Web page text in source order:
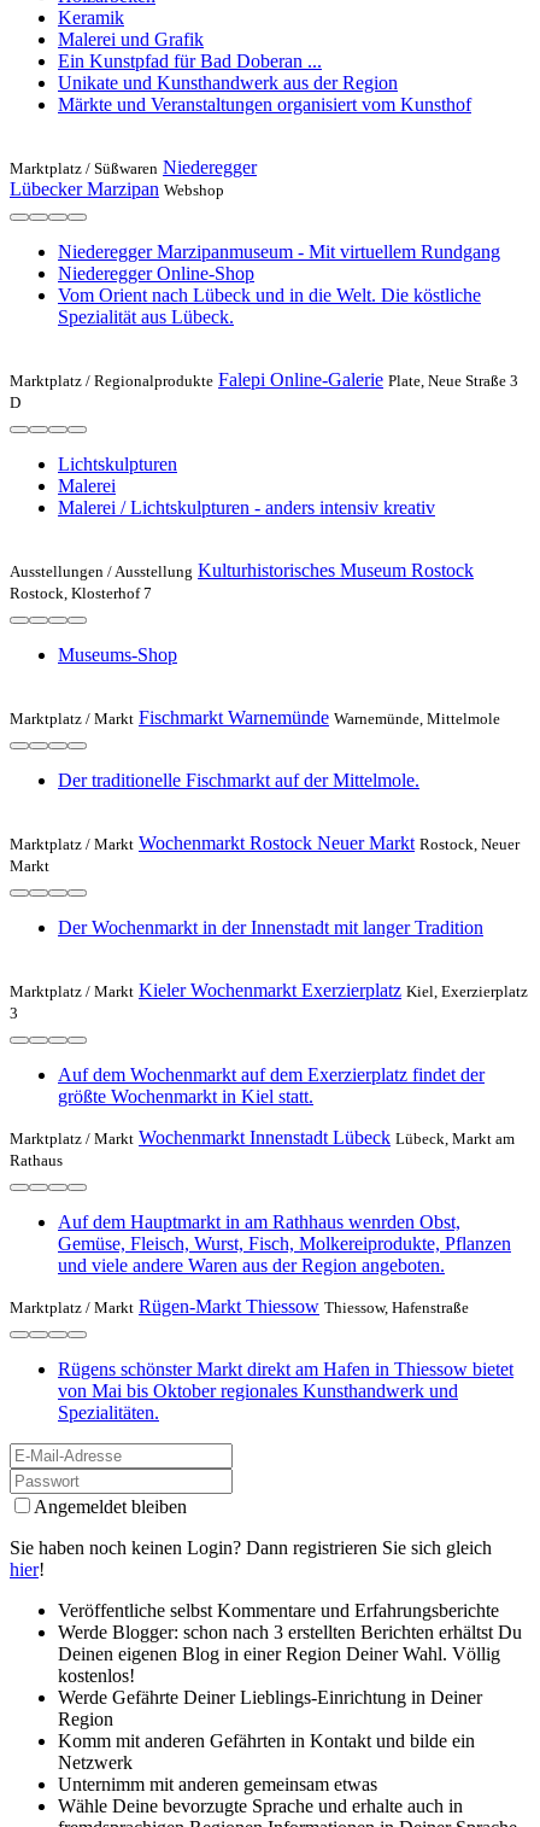
Keramik
Malerei und Grafik
Ein Kunstpfad für Bad Doberan ...
Unikate und Kunsthandwerk aus der Region
Märkte und Veranstaltungen organisiert vom Kunsthof
Marktplatz / Süßwaren Niederegger
Lübecker Marzipan Webshop
Niederegger Marzipanmuseum - Mit virtuellem Rundgang
Niederegger Online-Shop
Vom Orient nach Lübeck und in die Welt. Die köstliche
Spezialität aus Lübeck.
Marktplatz / Regionalprodukte Falepi Online-Galerie Plate, Neue Straße 3
D
Lichtskulpturen
Malerei
Malerei / Lichtskulpturen - anders intensiv kreativ
Ausstellungen /Ausstellung Kulturhistorisches Museum Rostock
Rostock, Klosterhof 7
Museums-Shop
Marktplatz / Markt Fischmarkt Warnemünde Warnemünde, Mittelmole
Der traditionelle Fischmarkt auf der Mittelmole.
Marktplatz / Markt Wochenmarkt Rostock Neuer Markt Rostock, Neuer
Markt
Der Wochenmarkt in der Innenstadt mit langer Tradition
Marktplatz / Markt Kieler Wochenmarkt Exerzierplatz Kiel, Exerzierplatz
3
Auf dem Wochenmarkt auf dem Exerzierplatz findet der
größte Wochenmarkt in Kiel statt.
Marktplatz / Markt Wochenmarkt Innenstadt Lübeck Lübeck, Markt am
Rathaus
Auf dem Hauptmarkt in am Rathhaus wenrden Obst,
Gemüse, Fleisch, Wurst, Fisch, Molkereiprodukte, Pflanzen
und viele andere Waren aus der Region angeboten.
Marktplatz / Markt Rügen-Markt Thiessow Thiessow, Hafenstraße
Rügens schönster Markt direkt am Hafen in Thiessow bietet
von Mai bis Oktober regionales Kunsthandwerk und
Spezialitäten.
Angemeldet bleiben
Sie haben noch keinen Login? Dann registrieren Sie sich gleich
hier!
Veröffentliche selbst Kommentare und Erfahrungsberichte
Werde Blogger: schon nach 3 erstellten Berichten erhältst Du
Deinen eigenen Blog in einer Region Deiner Wahl. Völlig
kostenlos!
Werde Gefährte Deiner Lieblings-Einrichtung in Deiner
Region
Komm mit anderen Gefährten in Kontakt und bilde ein
Netzwerk
Unternimm mit anderen gemeinsam etwas
Wähle Deine bevorzugte Sprache und erhalte auch in